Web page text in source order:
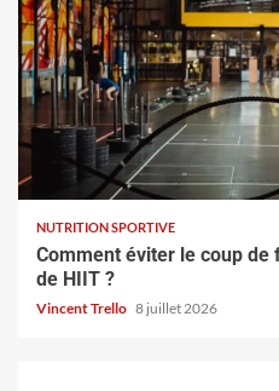
NUTRITION SPORTIVE
Comment éviter le coup
de HIIT ?
Vincent Trello 8 juillet 2026